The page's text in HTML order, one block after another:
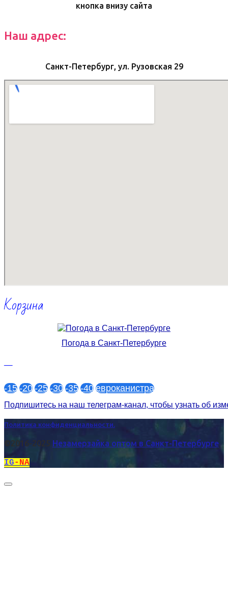
кнопка внизу сайта
Наш адрес:
Санкт-Петербург, ул. Рузовская 29
Корзина
Погода в Санкт-Петербурге
—
-15 -20 -25 -30 -35 -40 евроканистра
Подпишитесь на наш телеграм-канал, чтобы узнать об
Политика конфиденциальности.
©2016-2025 Незамерзайка оптом в Санкт-Петербурге
IG-NA